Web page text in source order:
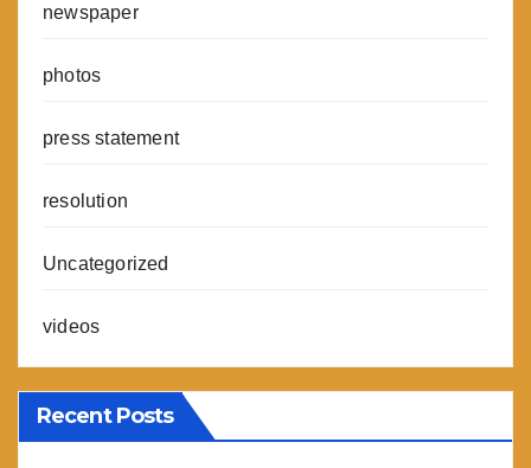
newspaper
photos
press statement
resolution
Uncategorized
videos
Recent Posts